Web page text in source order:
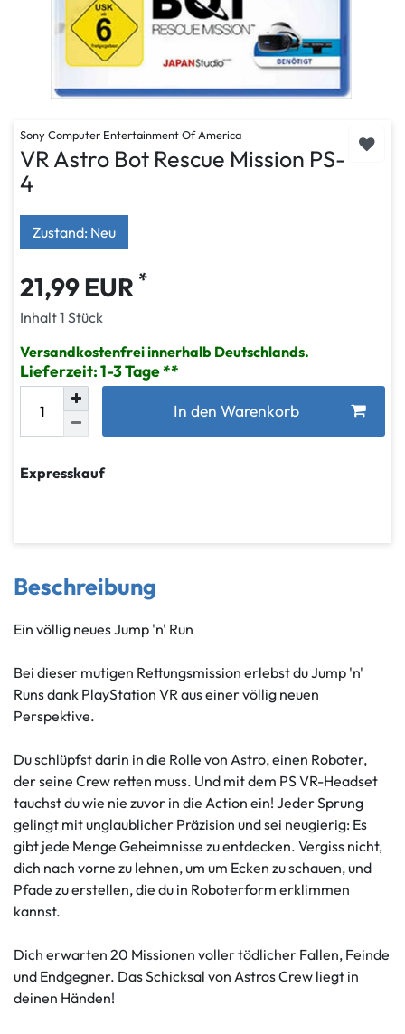
Sony Computer Entertainment Of America
VR Astro Bot Rescue Mission PS-
4
Zustand: Neu
21,99 EUR *
Inhalt1 Stück
Versandkostenfrei innerhalb Deutschlands.
Lieferzeit: 1-3 Tage
In den Warenkorb
Expresskauf
Beschreibung
Ein völlig neues Jump 'n' Run
Bei dieser mutigen Rettungsmission erlebst du Jump 'n'
Runs dank PlayStation VR aus einer völlig neuen
Perspektive.
Du schlüpfst darin in die Rolle von Astro, einen Roboter,
der seine Crew retten muss. Und mit dem PS VR-Headset
tauchst du wie nie zuvor in die Action ein! Jeder Sprung
gelingt mit unglaublicher Präzision und sei neugierig: Es
gibt jede Menge Geheimnisse zu entdecken. Vergiss nicht,
dich nach vorne zu lehnen, um um Ecken zu schauen, und
Pfade zu erstellen, die du in Roboterform erklimmen
kannst.
Dich erwarten 20 Missionen voller tödlicher Fallen, Feinde
und Endgegner. Das Schicksal von Astros Crew liegt in
deinen Händen!